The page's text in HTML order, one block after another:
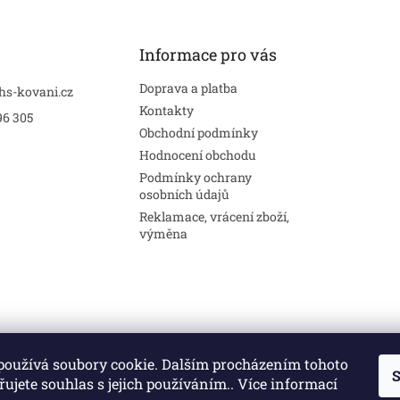
soubory cookie. Dalším procházením tohoto
souhlas s jejich používáním.. Více informací
kovani.cz
305
Informace pro vás
Doprava a platba
Kontakty
Obchodní podmínky
Hodnocení obchodu
Podmínky ochrany
osobních údajů
Reklamace, vrácení zboží,
výměna
Stavební pouzdra Interiéry Dveře